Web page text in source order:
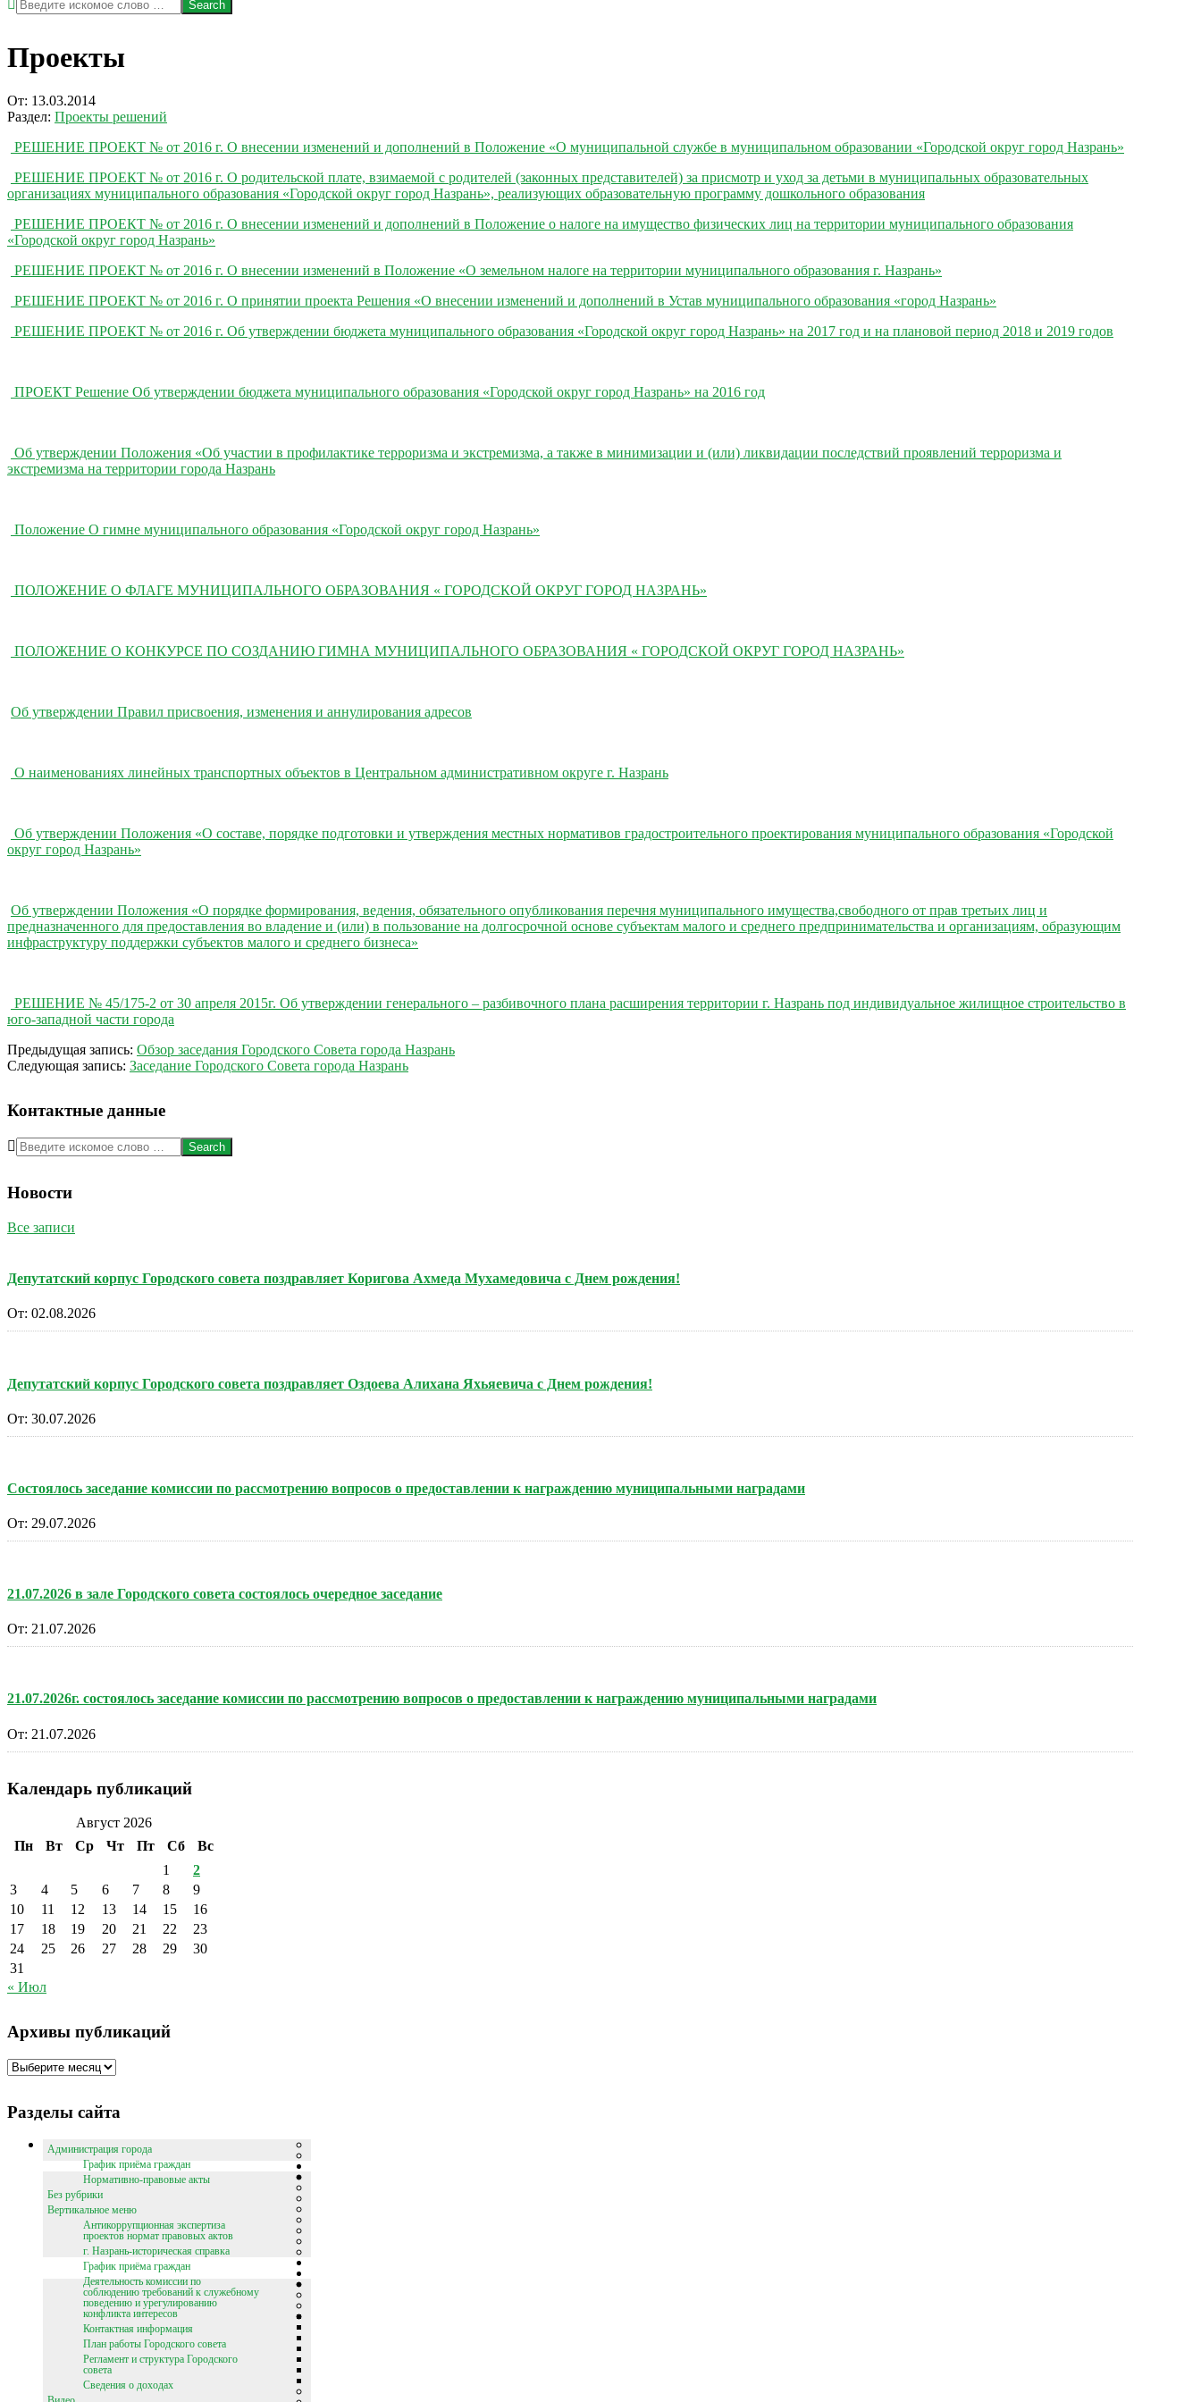
Проекты
От: 13.03.2014
Раздел: Проекты решений
РЕШЕНИЕ ПРОЕКТ № от 2016 г. О внесении изменений и дополнений в Положение «О муниципальной службе в муниципальном образовании «Городской округ город Назрань»
РЕШЕНИЕ ПРОЕКТ № от 2016 г. О родительской плате, взимаемой с родителей (законных представителей) за присмотр и уход за детьми в муниципальных образовательных
организациях муниципального образования «Городской округ город Назрань», реализующих образовательную программу дошкольного образования
РЕШЕНИЕ ПРОЕКТ № от 2016 г. О внесении изменений и дополнений в Положение о налоге на имущество физических лиц на территории муниципального образования
«Городской округ город Назрань»
РЕШЕНИЕ ПРОЕКТ № от 2016 г. О внесении изменений в Положение «О земельном налоге на территории муниципального образования г. Назрань»
РЕШЕНИЕ ПРОЕКТ № от 2016 г. О принятии проекта Решения «О внесении изменений и дополнений в Устав муниципального образования «город Назрань»
РЕШЕНИЕ ПРОЕКТ № от 2016 г. Об утверждении бюджета муниципального образования «Городской округ город Назрань» на 2017 год и на плановой период 2018 и 2019 годов
ПРОЕКТ Решение Об утверждении бюджета муниципального образования «Городской округ город Назрань» на 2016 год
Об утверждении Положения «Об участии в профилактике терроризма и экстремизма, а также в минимизации и (или) ликвидации последствий проявлений терроризма и
экстремизма на территории города Назрань
Положение О гимне муниципального образования «Городской округ город Назрань»
ПОЛОЖЕНИЕ О ФЛАГЕ МУНИЦИПАЛЬНОГО ОБРАЗОВАНИЯ « ГОРОДСКОЙ ОКРУГ ГОРОД НАЗРАНЬ»
ПОЛОЖЕНИЕ О КОНКУРСЕ ПО СОЗДАНИЮ ГИМНА МУНИЦИПАЛЬНОГО ОБРАЗОВАНИЯ « ГОРОДСКОЙ ОКРУГ ГОРОД НАЗРАНЬ»
Об утверждении Правил присвоения, изменения и аннулирования адресов
О наименованиях линейных транспортных объектов в Центральном административном округе г. Назрань
Об утверждении Положения «О составе, порядке подготовки и утверждения местных нормативов градостроительного проектирования муниципального образования «Городской
округ город Назрань»
Об утверждении Положения «О порядке формирования, ведения, обязательного опубликования перечня муниципального имущества,свободного от прав третьих лиц и
предназначенного для предоставления во владение и (или) в пользование на долгосрочной основе субъектам малого и среднего предпринимательства и организациям, образующим
инфраструктуру поддержки субъектов малого и среднего бизнеса»
РЕШЕНИЕ № 45/175-2 от 30 апреля 2015г. Об утверждении генерального – разбивочного плана расширения территории г. Назрань под индивидуальное жилищное строительство в
юго-западной части города
2014-
03-
Предыдущая запись: Обзор заседания Городского Совета города Назрань
Следующая запись: Заседание Городского Совета города Назрань
Контактные данные
Search
Новости
Все записи
Депутатский корпус Городского совета поздравляет Коригова Ахмеда Мухамедовича с Днем рождения!
От: 02.08.2026
Депутатский корпус Городского совета поздравляет Оздоева Алихана Яхьяевича с Днем рождения!
От: 30.07.2026
Состоялось заседание комиссии по рассмотрению вопросов о предоставлении к награждению муниципальными наградами
От: 29.07.2026
21.07.2026 в зале Городского совета состоялось очередное заседание
От: 21.07.2026
21.07.2026г. состоялось заседание комиссии по рассмотрению вопросов о предоставлении к награждению муниципальными наградами
От: 21.07.2026
Календарь публикаций
Август 2026
Пн
Вт Ср Чт Пт Сб
Вс
1
2
3
4 5 6 7 8
9
10
11 12 13 14 15
16
17
18 19 20 21 22
23
24
25 26 27 28 29
30
31
« Июл
Архивы публикаций
Архивы
Разделы сайта
Администрация города
График приёма граждан
Нормативно-правовые акты
Без рубрики
Вертикальное меню
Антикоррупционная экспертиза
проектов нормат правовых актов
г. Назрань-историческая справка
График приёма граждан
Деятельность комиссии по
соблюдению требований к служебному
поведению и урегулированию
конфликта интересов
Контактная информация
План работы Городского совета
Регламент и структура Городского
совета
Сведения о доходах